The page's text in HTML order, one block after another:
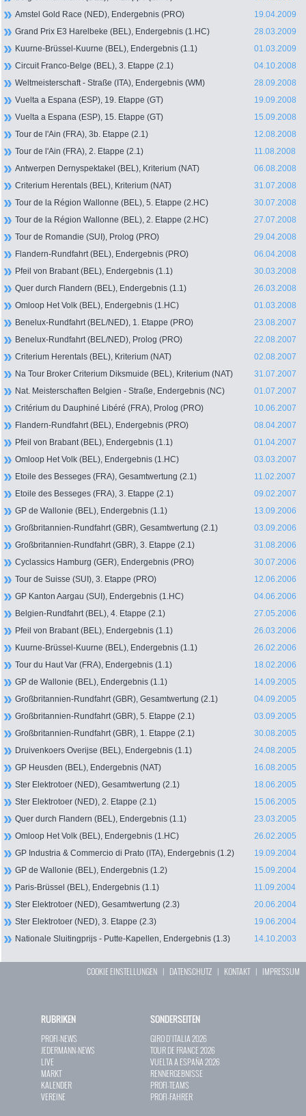
Amstel Gold Race (NED), Endergebnis (PRO)
19.04.2009
Grand Prix E3 Harelbeke (BEL), Endergebnis (1.HC)
28.03.2009
Kuurne-Brüssel-Kuurne (BEL), Endergebnis (1.1)
01.03.2009
Circuit Franco-Belge (BEL), 3. Etappe (2.1)
04.10.2008
Weltmeisterschaft - Straße (ITA), Endergebnis (WM)
28.09.2008
Vuelta a Espana (ESP), 19. Etappe (GT)
19.09.2008
Vuelta a Espana (ESP), 15. Etappe (GT)
15.09.2008
Tour de l'Ain (FRA), 3b. Etappe (2.1)
12.08.2008
Tour de l'Ain (FRA), 2. Etappe (2.1)
11.08.2008
Antwerpen Dernyspektakel (BEL), Kriterium (NAT)
06.08.2008
Criterium Herentals (BEL), Kriterium (NAT)
31.07.2008
Tour de la Région Wallonne (BEL), 5. Etappe (2.HC)
30.07.2008
Tour de la Région Wallonne (BEL), 2. Etappe (2.HC)
27.07.2008
Tour de Romandie (SUI), Prolog (PRO)
29.04.2008
Flandern-Rundfahrt (BEL), Endergebnis (PRO)
06.04.2008
Pfeil von Brabant (BEL), Endergebnis (1.1)
30.03.2008
Quer durch Flandern (BEL), Endergebnis (1.1)
26.03.2008
Omloop Het Volk (BEL), Endergebnis (1.HC)
01.03.2008
Benelux-Rundfahrt (BEL/NED), 1. Etappe (PRO)
23.08.2007
Benelux-Rundfahrt (BEL/NED), Prolog (PRO)
22.08.2007
Criterium Herentals (BEL), Kriterium (NAT)
02.08.2007
Na Tour Broker Criterium Diksmuide (BEL), Kriterium (NAT)
31.07.2007
Nat. Meisterschaften Belgien - Straße, Endergebnis (NC)
01.07.2007
Critérium du Dauphiné Libéré (FRA), Prolog (PRO)
10.06.2007
Flandern-Rundfahrt (BEL), Endergebnis (PRO)
08.04.2007
Pfeil von Brabant (BEL), Endergebnis (1.1)
01.04.2007
Omloop Het Volk (BEL), Endergebnis (1.HC)
03.03.2007
Etoile des Besseges (FRA), Gesamtwertung (2.1)
11.02.2007
Etoile des Besseges (FRA), 3. Etappe (2.1)
09.02.2007
GP de Wallonie (BEL), Endergebnis (1.1)
13.09.2006
Großbritannien-Rundfahrt (GBR), Gesamtwertung (2.1)
03.09.2006
Großbritannien-Rundfahrt (GBR), 3. Etappe (2.1)
31.08.2006
Cyclassics Hamburg (GER), Endergebnis (PRO)
30.07.2006
Tour de Suisse (SUI), 3. Etappe (PRO)
12.06.2006
GP Kanton Aargau (SUI), Endergebnis (1.HC)
04.06.2006
Belgien-Rundfahrt (BEL), 4. Etappe (2.1)
27.05.2006
Pfeil von Brabant (BEL), Endergebnis (1.1)
26.03.2006
Kuurne-Brüssel-Kuurne (BEL), Endergebnis (1.1)
26.02.2006
Tour du Haut Var (FRA), Endergebnis (1.1)
18.02.2006
GP de Wallonie (BEL), Endergebnis (1.1)
14.09.2005
Großbritannien-Rundfahrt (GBR), Gesamtwertung (2.1)
04.09.2005
Großbritannien-Rundfahrt (GBR), 5. Etappe (2.1)
03.09.2005
Großbritannien-Rundfahrt (GBR), 1. Etappe (2.1)
30.08.2005
Druivenkoers Overijse (BEL), Endergebnis (1.1)
24.08.2005
GP Heusden (BEL), Endergebnis (NAT)
16.08.2005
Ster Elektrotoer (NED), Gesamtwertung (2.1)
18.06.2005
Ster Elektrotoer (NED), 2. Etappe (2.1)
15.06.2005
Quer durch Flandern (BEL), Endergebnis (1.1)
23.03.2005
Omloop Het Volk (BEL), Endergebnis (1.HC)
26.02.2005
GP Industria & Commercio di Prato (ITA), Endergebnis (1.2)
19.09.2004
GP de Wallonie (BEL), Endergebnis (1.2)
15.09.2004
Paris-Brüssel (BEL), Endergebnis (1.1)
11.09.2004
Ster Elektrotoer (NED), Gesamtwertung (2.3)
20.06.2004
Ster Elektrotoer (NED), 3. Etappe (2.3)
19.06.2004
Nationale Sluitingprijs - Putte-Kapellen, Endergebnis (1.3)
14.10.2003
COOKIE EINSTELLUNGEN | DATENSCHUTZ | KONTAKT| IMPRESSUM
RUBRIKEN
PROFI-NEWS
JEDERMANN-NEWS
LIVE
MARKT
KALENDER
VEREINE
SONDERSEITEN
GIRO D`ITALIA 2026
TOUR DE FRANCE 2026
VUELTA A ESPAÑA 2026
RENNERGEBNISSE
PROFI-TEAMS
PROFI-FAHRER